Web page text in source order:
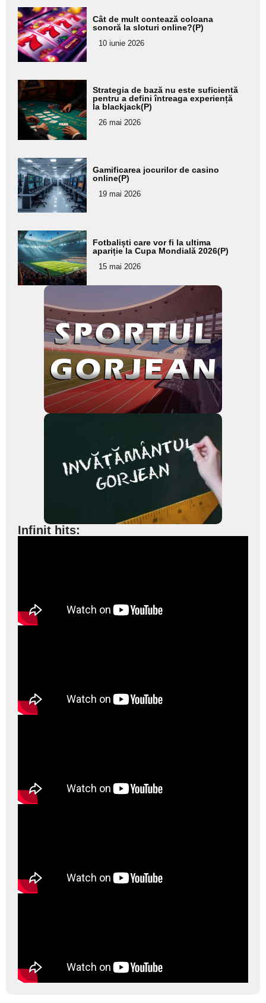
Adaugă
aici textul
pentru
subtitlu
Cât de mult contează coloana
sonoră la sloturi online?(P)
10 iunie 2026
Adaugă
aici textul
pentru
subtitlu
Strategia de bază nu este suficientă
pentru a defini întreaga experiență
la blackjack(P)
26 mai 2026
Adaugă
aici textul
pentru
subtitlu
Gamificarea jocurilor de casino
online(P)
19 mai 2026
Adaugă
aici textul
pentru
subtitlu
Fotbaliști care vor fi la ultima
apariție la Cupa Mondială 2026(P)
15 mai 2026
Infinit hits: